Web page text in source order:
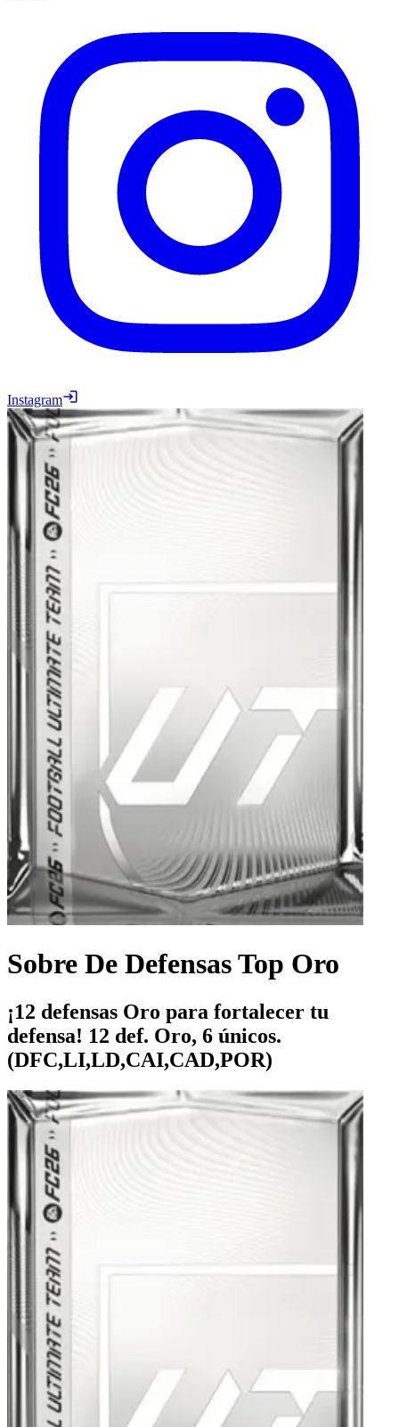
Instagram
Sobre De Defensas Top Oro
¡12 defensas Oro para fortalecer tu
defensa! 12 def. Oro, 6 únicos.
(DFC,LI,LD,CAI,CAD,POR)